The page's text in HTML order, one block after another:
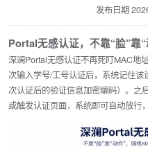
发布日期
Portal无感认证，不靠“脸”靠
深澜Portal无感认证不再死盯MAC地
次输入学号/工号认证后，系统记住
次认证后的验证信息加密编码）。之
或触发认证页面，系统即可自动放行